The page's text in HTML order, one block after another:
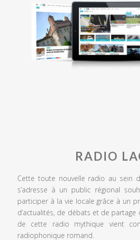
RADIO
Cette toute nouvelle radio au sein
s’adresse à un public régional
participer à la vie locale grâce à un
d’actualités, de débats et de partage
de cette radio mythique vient
radiophonique romand.